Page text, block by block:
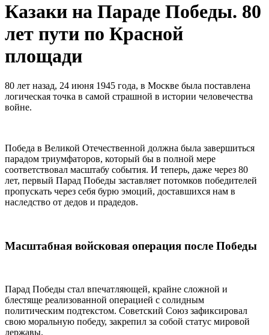
Казаки на Параде Победы. 80
лет пути по Красной
площади
80 лет назад, 24 июня 1945 года, в Москве была поставлена
логическая точка в самой страшной в истории человечества
войне.
Победа в Великой Отечественной должна была завершиться
парадом триумфаторов, который бы в полной мере
соответствовал масштабу события. И теперь, даже через 80
лет, первый Парад Победы заставляет потомков победителей
пропускать через себя бурю эмоций, доставшихся нам в
наследство от дедов и прадедов.
Масштабная войсковая операция после Победы
Парад Победы стал впечатляющей, крайне сложной и
блестяще реализованной операцией с солидным
политическим подтекстом. Советский Союз зафиксировал
свою моральную победу, закрепил за собой статус мировой
державы.